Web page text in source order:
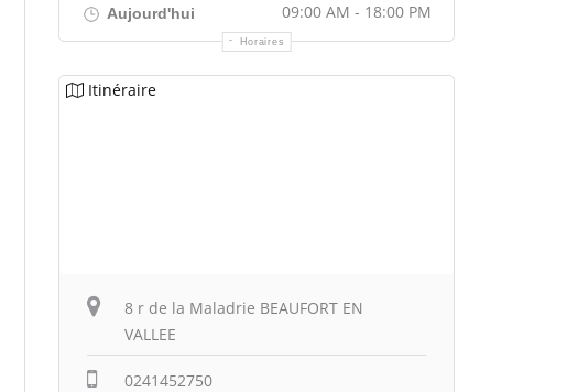
Aujourd'hui 09:00 AM - 18:00 PM
Horaires
Itinéraire
8 r de la Maladrie BEAUFORT EN
VALLEE
0241452750